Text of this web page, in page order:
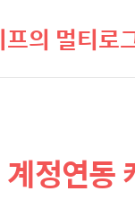
의 멀티로
정연동